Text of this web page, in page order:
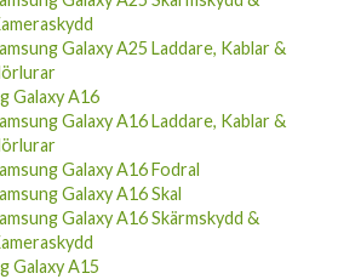
Galaxy A25 Laddare, Kablar &
Galaxy A16
Galaxy A16 Laddare, Kablar &
Galaxy A16 Fodral
Galaxy A16 Skal
Galaxy A16 Skärmskydd &
Galaxy A15